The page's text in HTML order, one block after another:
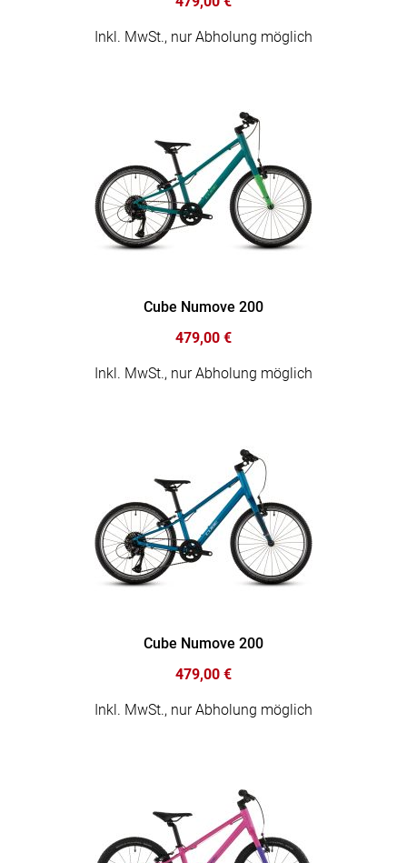
Inkl. MwSt., nur Abholung möglich
Cube Numove 200
479,00 €
Inkl. MwSt., nur Abholung möglich
Cube Numove 200
479,00 €
Inkl. MwSt., nur Abholung möglich